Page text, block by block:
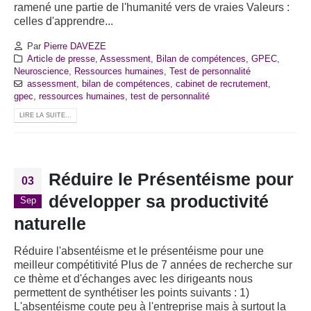
ramené une partie de l'humanité vers de vraies Valeurs :
celles d'apprendre...
Par Pierre DAVEZE
Article de presse, Assessment, Bilan de compétences, GPEC,
Neuroscience, Ressources humaines,
Test de personnalité
assessment, bilan de compétences, cabinet de recrutement,
gpec, ressources humaines, test de personnalité
LIRE LA SUITE...
03
Sep
Réduire le Présentéisme pour
développer sa productivité
naturelle
Réduire l'absentéisme et le présentéisme pour une
meilleur compétitivité Plus de 7 années de recherche sur
ce thème et d'échanges avec les dirigeants nous
permettent de synthétiser les points suivants : 1)
L'absentéisme coute peu à l'entreprise mais à surtout la